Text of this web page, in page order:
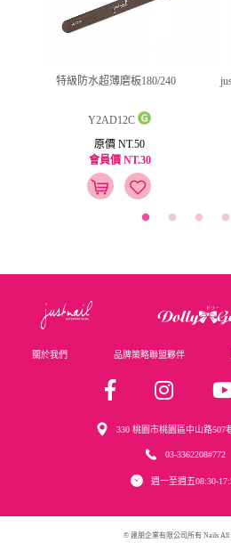
特級防水超薄磨板180/240
Y2AD12C
原價 NT.50
會員價 NT.30
關於我們 品牌策略聯盟夥伴
330 桃園市桃園區中山路507
03-3362208#772
週一至週五08:30-
© 建朋企業有限公司所有 Nails All